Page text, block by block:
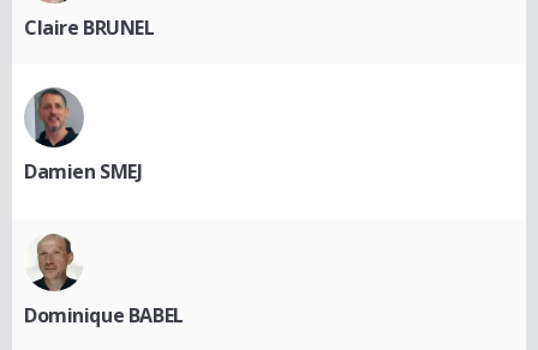
Claire BRUNEL
Damien SMEJ
Dominique BABEL